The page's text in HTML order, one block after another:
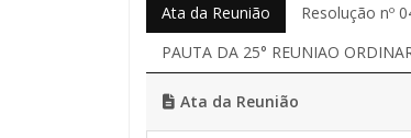
Ata da Reunião Resolução nº
PAUTA DA 25° REUNIAO
Ata da Reunião